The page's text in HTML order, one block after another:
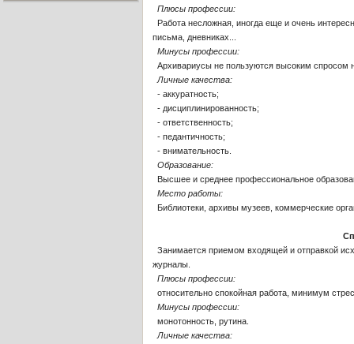
Плюсы профессии:
Работа несложная, иногда еще и очень
письма, дневниках...
Минусы профессии:
Архивариусы не пользуются высоким спросом
Личные качества:
- аккуратность;
- дисциплинированность;
- ответственность;
- педантичность;
- внимательность.
Образование:
Высшее и среднее профессиональное
Место работы:
Библиотеки, архивы музеев, коммерческие
Занимается приемом входящей и отправкой
журналы.
Плюсы профессии:
относительно спокойная работа, минимум
Минусы профессии:
монотонность, рутина.
Личные качества: